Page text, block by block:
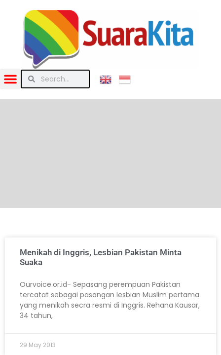
Menikah di Inggris, Lesbian Pakistan Minta
Suaka
Ourvoice.or.id- Sepasang perempuan Pakistan
tercatat sebagai pasangan lesbian Muslim pertama
yang menikah secra resmi di Inggris. Rehana Kausar,
34 tahun,
29 May 2013